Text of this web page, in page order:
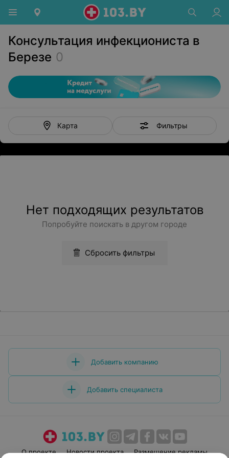
Консультация инфекциониста в
Березе 0
Карта Фильтры
Нет подходящих результатов
Попробуйте поискать в другом городе
Сбросить фильтры
Добавить компанию
Добавить специалиста
О проекте Новости проекта Размещение рекламы